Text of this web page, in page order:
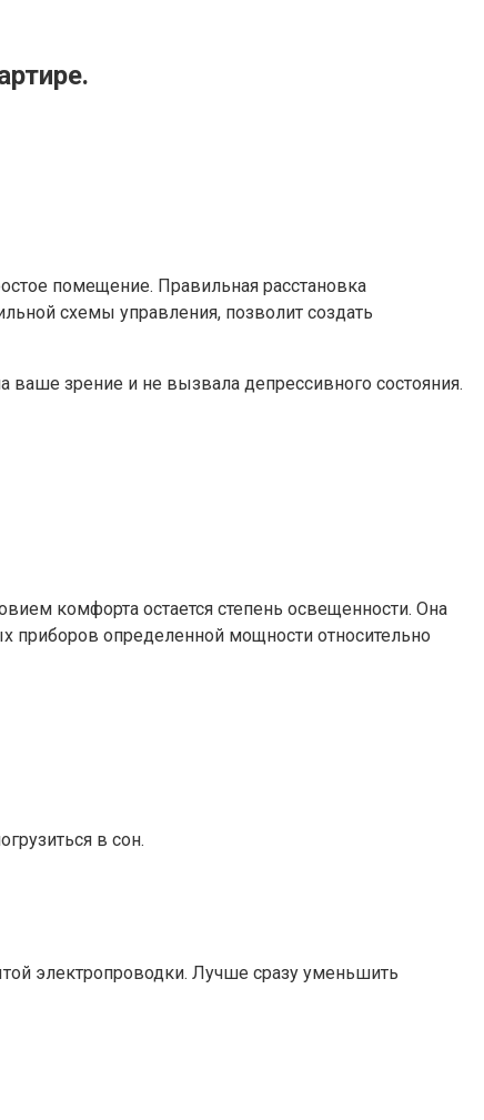
помещение. Правильная расстановка
схемы управления, позволит создать
ваше зрение и не вызвала депрессивного состояния.
комфорта остается степень освещенности. Она
приборов определенной мощности относительно
в сон.
электропроводки. Лучше сразу уменьшить